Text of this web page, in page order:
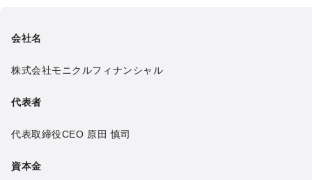
会社名
株式会社モニクルフィナンシャル
代表者
代表取締役CEO 原田 慎司
資本金